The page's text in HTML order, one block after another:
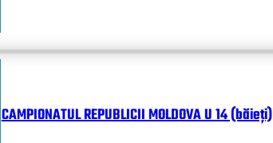
CAMPIONATUL REPUBLICII MOLDOVA U 14 (băieți)